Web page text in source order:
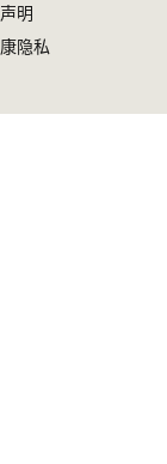
明
隐私